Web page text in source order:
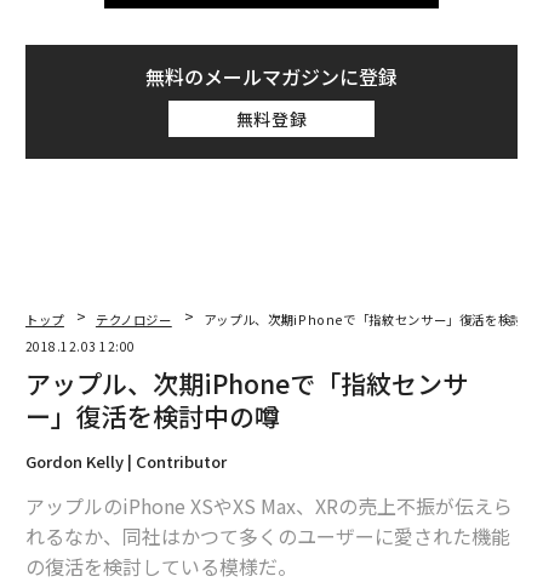
無料のメールマガジンに登録
無料登録
トップ テクノロジー
アップル、次期iPhoneで「指紋センサー」復活を検討中
2018.12.03 12:00
アップル、次期iPhoneで「指紋センサ
ー」復活を検討中の噂
Gordon Kelly | Contributor
アップルのiPhone XSやXS Max、XRの売上不振が伝えら
れるなか、同社はかつて多くのユーザーに愛された機能
の復活を検討している模様だ。